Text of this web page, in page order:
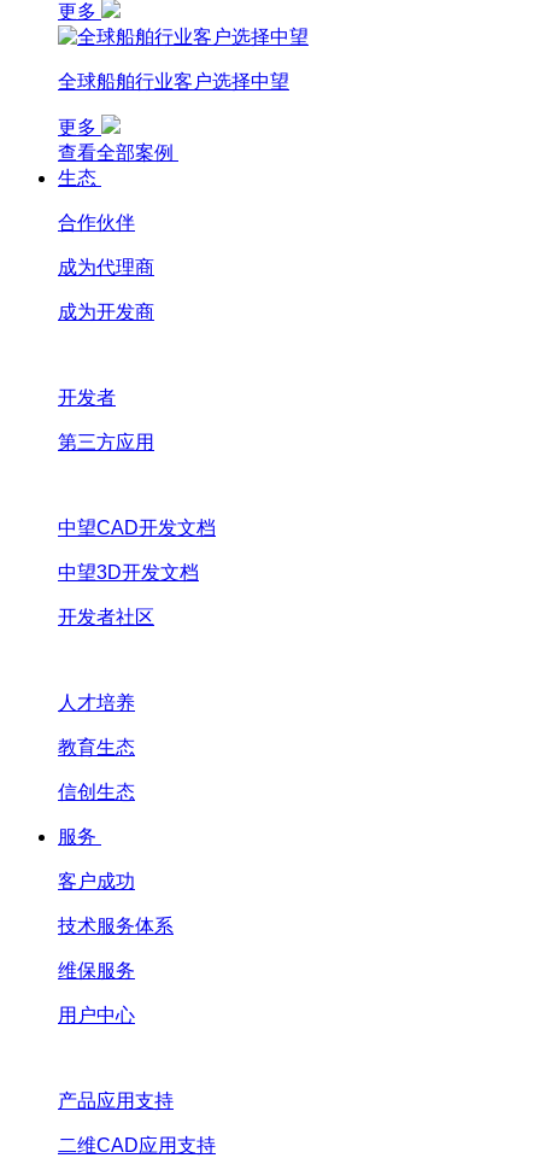
更多
全球船舶行业客户选择中望
更多
查看全部案例
生态
合作伙伴
成为代理商
成为开发商
开发者
第三方应用
中望CAD开发文档
中望3D开发文档
开发者社区
人才培养
教育生态
信创生态
服务
客户成功
技术服务体系
维保服务
用户中心
产品应用支持
二维CAD应用支持